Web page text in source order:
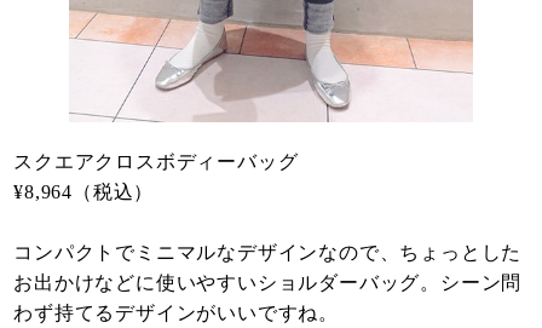
スクエアクロスボディーバッグ
¥8,964（税込）
コンパクトでミニマルなデザインなので、ちょっとした
お出かけなどに使いやすいショルダーバッグ。シーン問
わず持てるデザインがいいですね。